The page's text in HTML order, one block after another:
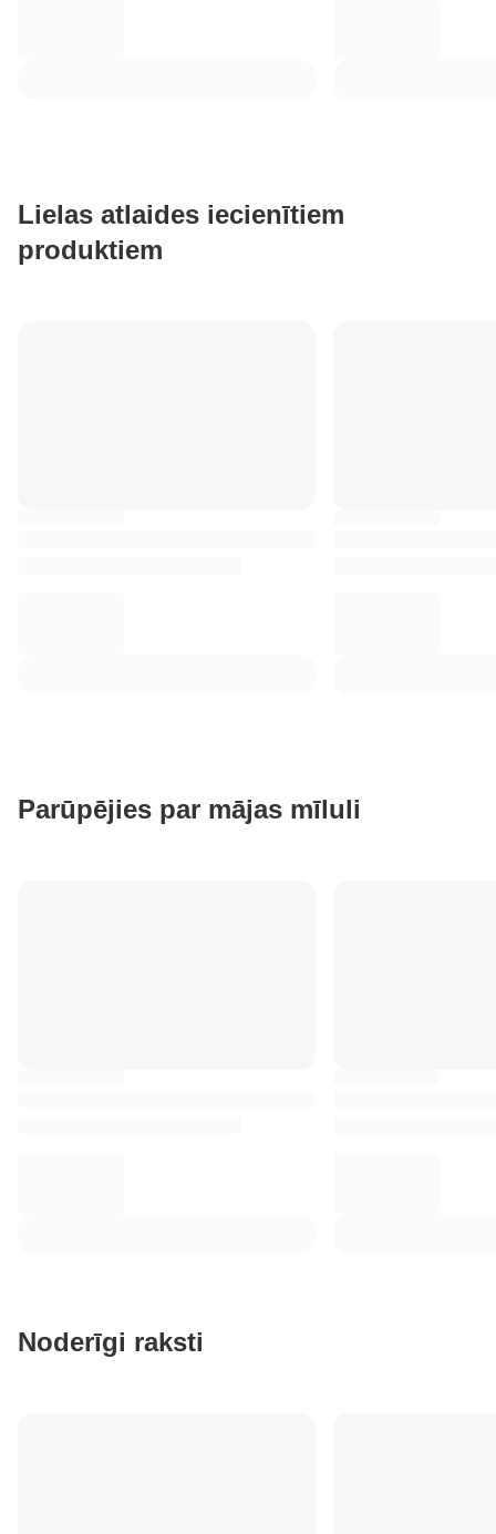
Lielas atlaides iecienītiem
produktiem
Parūpējies par mājas mīluli
Noderīgi raksti